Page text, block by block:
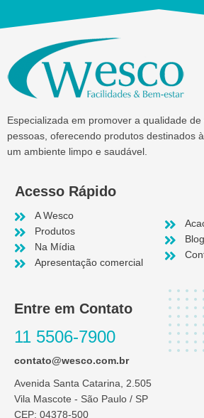
Especializada em promover a qualidade
pessoas, oferecendo produtos destinados
um ambiente limpo e saudável.
Acesso Rápido
A Wesco
Produtos
Na Mídia
Apresentação comercial
Blog
Entre em Contato
11 5506-7900
contato@wesco.com.br
Avenida Santa Catarina, 2.505
Vila Mascote - São Paulo / SP
CEP: 04378-500